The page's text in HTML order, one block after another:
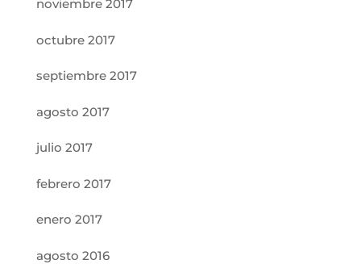
noviembre 2017
octubre 2017
septiembre 2017
agosto 2017
julio 2017
febrero 2017
enero 2017
agosto 2016